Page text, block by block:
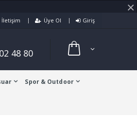
×
İletişim Üye Ol Giriş
48 80
Spor & Outdoor